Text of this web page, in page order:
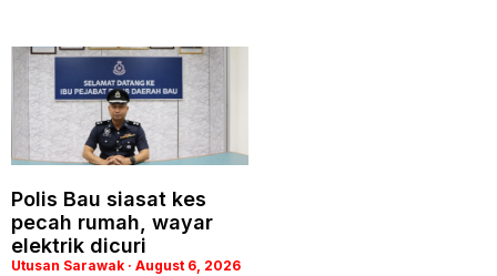
Polis Bau siasat kes
pecah rumah, wayar
elektrik dicuri
Utusan Sarawak August 6, 2026